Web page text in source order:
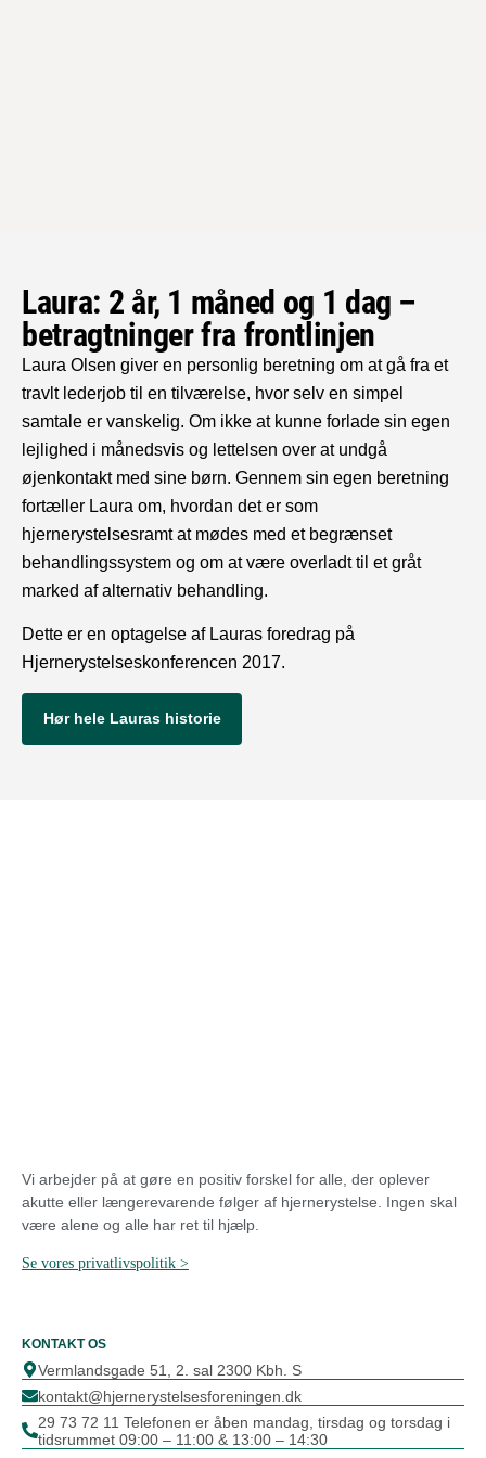
Laura: 2 år, 1 måned og 1 dag –
betragtninger fra frontlinjen
Laura Olsen giver en personlig beretning om at gå fra et
travlt lederjob til en tilværelse, hvor selv en simpel
samtale er vanskelig. Om ikke at kunne forlade sin egen
lejlighed i månedsvis og lettelsen over at undgå
øjenkontakt med sine børn. Gennem sin egen beretning
fortæller Laura om, hvordan det er som
hjernerystelsesramt at mødes med et begrænset
behandlingssystem og om at være overladt til et gråt
marked af alternativ behandling.
Dette er en optagelse af Lauras foredrag på
Hjernerystelseskonferencen 2017.
Hør hele Lauras historie
Vi arbejder på at gøre en positiv forskel for alle, der oplever
akutte eller længerevarende følger af hjernerystelse. Ingen skal
være alene og alle har ret til hjælp.
Se vores privatlivspolitik >
KONTAKT OS
Vermlandsgade 51, 2. sal 2300 Kbh. S
kontakt@hjernerystelsesforeningen.dk
29 73 72 11 Telefonen er åben mandag, tirsdag og torsdag i
tidsrummet 09:00 – 11:00 & 13:00 – 14:30